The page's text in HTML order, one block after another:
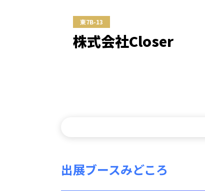
東7B-13
株式会社Closer
出展ブースみどころ